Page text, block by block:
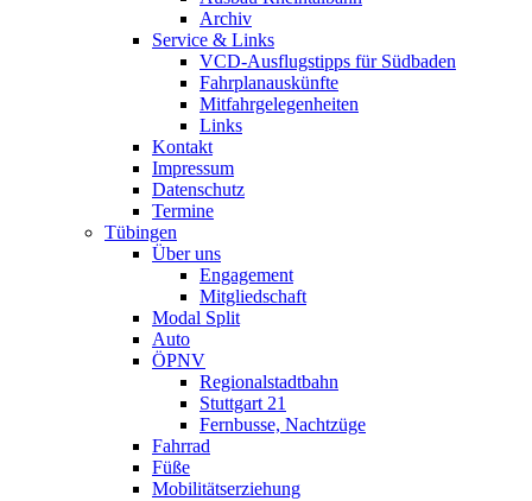
Archiv
Service & Links
VCD-Ausflugstipps für Südbaden
Fahrplanauskünfte
Mitfahrgelegenheiten
Links
Kontakt
Impressum
Datenschutz
Termine
Tübingen
Über uns
Engagement
Mitgliedschaft
Modal Split
Auto
ÖPNV
Regionalstadtbahn
Stuttgart 21
Fernbusse, Nachtzüge
Fahrrad
Füße
Mobilitätserziehung